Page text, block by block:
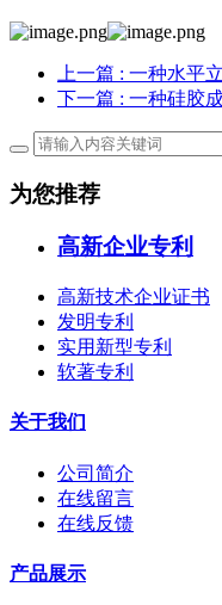
上一篇 : 一种水平
下一篇 : 一种硅胶
为您推荐
高新企业专利
高新技术企业证书
发明专利
实用新型专利
软著专利
关于我们
公司简介
在线留言
在线反馈
产品展示